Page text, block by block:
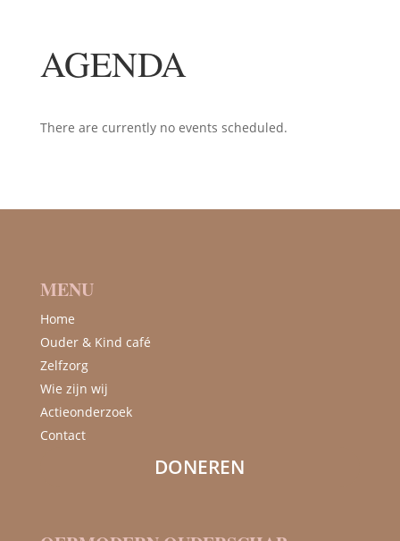
AGENDA
There are currently no events scheduled.
MENU
Home
Ouder & Kind café
Zelfzorg
Wie zijn wij
Actieonderzoek
Contact
DONEREN